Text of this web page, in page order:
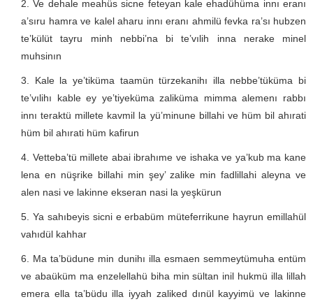
Ve dehale meahüs sicne feteyan kale ehadühüma innı eranı
a’sıru hamra ve kalel aharu innı eranı ahmilü fevka ra’sı hubzen
te’külüt tayru minh nebbi’na bi te’vılih inna nerake minel
muhsinın
Kale la ye’tiküma taamün türzekanihı illa nebbe’tüküma bi
te’vılihı kable ey ye’tiyeküma zaliküma mimma alemenı rabbı
innı teraktü millete kavmil la yü’minune billahi ve hüm bil ahırati
hüm bil ahırati hüm kafirun
Vetteba’tü millete abai ibrahıme ve ishaka ve ya’kub ma kane
lena en nüşrike billahi min şey’ zalike min fadlillahi aleyna ve
alen nasi ve lakinne ekseran nasi la yeşkürun
Ya sahıbeyis sicni e erbabüm müteferrikune hayrun emillahül
vahıdül kahhar
Ma ta’büdune min dunihı illa esmaen semmeytümuha entüm
ve abaüküm ma enzelellahü biha min sültan inil hukmü illa lillah
emera ella ta’büdu illa iyyah zaliked dınül kayyimü ve lakinne